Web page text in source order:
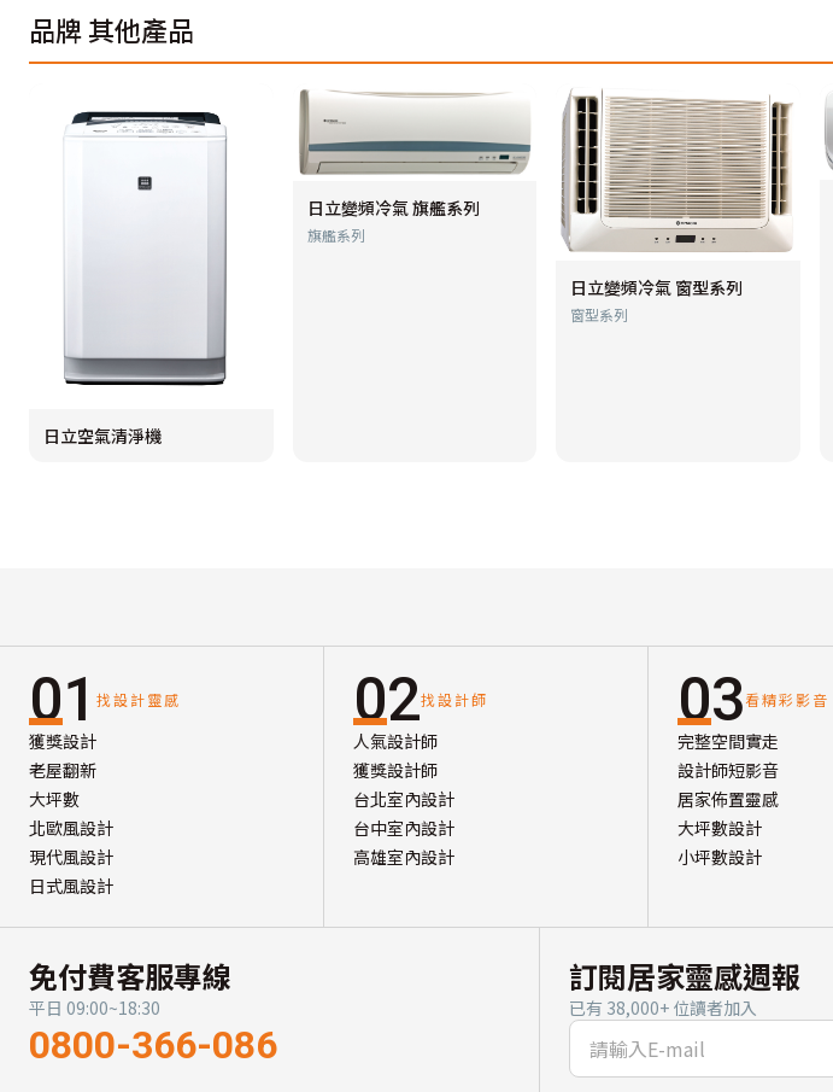
品牌其他產品
日立空氣清淨機
日立變頻冷氣 旗艦系列
旗艦系列
日立變頻冷氣 窗型系列
窗型系列
01 找設計靈感
獲獎設計
老屋翻新
大坪數
北歐風設計
現代風設計
日式風設計
02找設計師
人氣設計師
獲獎設計師
台北室內設計
台中室內設計
高雄室內設計
03看精彩影音
完整空間實走
設計師短影音
居家佈置靈感
大坪數設計
小坪數設計
免付費客服專線
平日 09:00~18:30
0800-366-086
訂閱居家靈感週報
已有 38,000+ 位讀者加入